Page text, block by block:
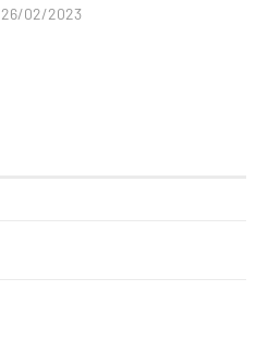
26/02/2023